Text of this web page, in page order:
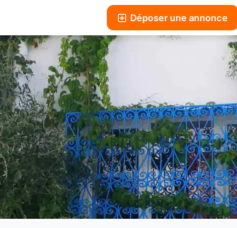
Déposer une annonce